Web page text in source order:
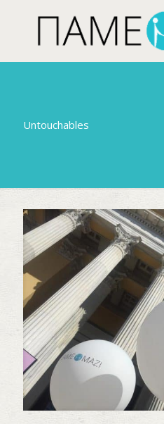
Untouchables